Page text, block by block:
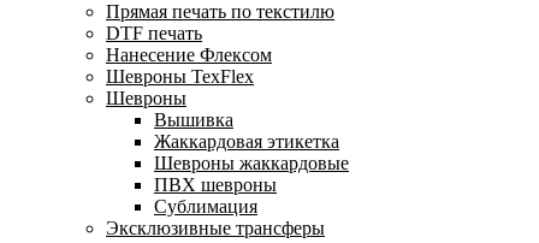
Прямая печать по текстилю
DTF печать
Нанесение Флексом
Шевроны TexFlex
Шевроны
Вышивка
Жаккардовая этикетка
Шевроны жаккардовые
ПВХ шевроны
Сублимация
Эксклюзивные трансферы